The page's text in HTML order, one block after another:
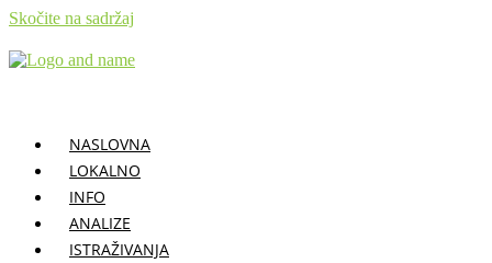
Skočite na sadržaj
NASLOVNA
LOKALNO
INFO
ANALIZE
ISTRAŽIVANJA